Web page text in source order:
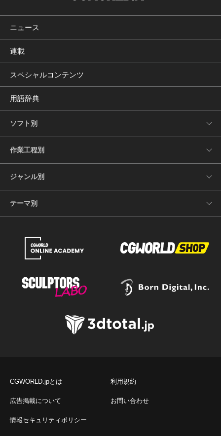
ニュース
連載
スペシャルコンテンツ
用語辞典
ソフト別
作業工程別
ジャンル別
テーマ別
CGWORLD.jpとは 利用規約
広告掲載について お問い合わせ
情報セキュリティポリシー